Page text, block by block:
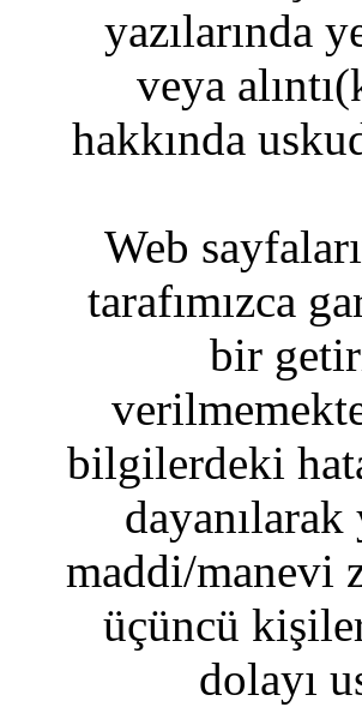
yazılarında
veya
hakkında
Web
tarafımızca
bir
bilgilerdeki
maddi/manevi
üçüncü
dolayı